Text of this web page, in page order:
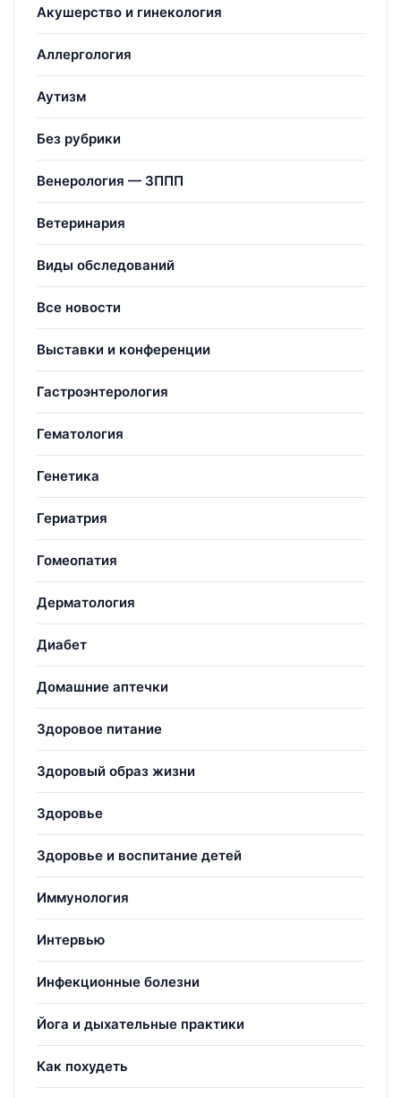
Акушерство и гинекология
Аллергология
Аутизм
Без рубрики
Венерология — ЗППП
Ветеринария
Виды обследований
Все новости
Выставки и конференции
Гастроэнтерология
Гематология
Генетика
Гериатрия
Гомеопатия
Дерматология
Диабет
Домашние аптечки
Здоровое питание
Здоровый образ жизни
Здоровье
Здоровье и воспитание детей
Иммунология
Интервью
Инфекционные болезни
Йога и дыхательные практики
Как похудеть